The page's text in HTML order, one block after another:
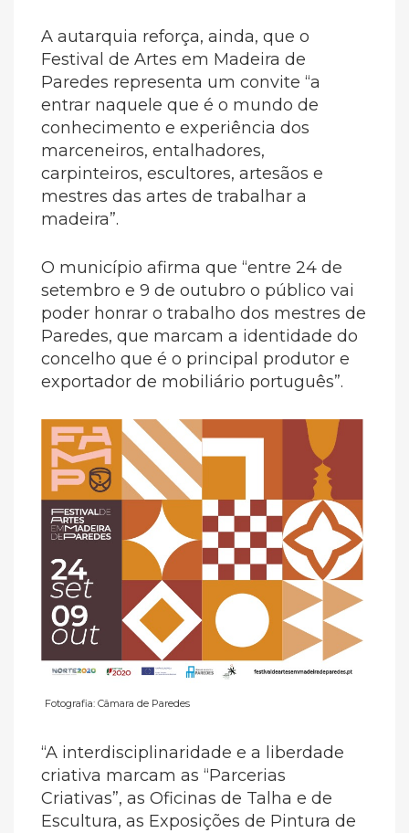
A autarquia reforça, ainda, que o
Festival de Artes em Madeira de
Paredes representa um convite “a
entrar naquele que é o mundo de
conhecimento e experiência dos
marceneiros, entalhadores,
carpinteiros, escultores, artesãos e
mestres das artes de trabalhar a
madeira”.
O município afirma que “entre 24 de
setembro e 9 de outubro o público vai
poder honrar o trabalho dos mestres de
Paredes, que marcam a identidade do
concelho que é o principal produtor e
exportador de mobiliário português”.
Fotografia: Câmara de Paredes
“A interdisciplinaridade e a liberdade
criativa marcam as “Parcerias
Criativas”, as Oficinas de Talha e de
Escultura, as Exposições de Pintura de